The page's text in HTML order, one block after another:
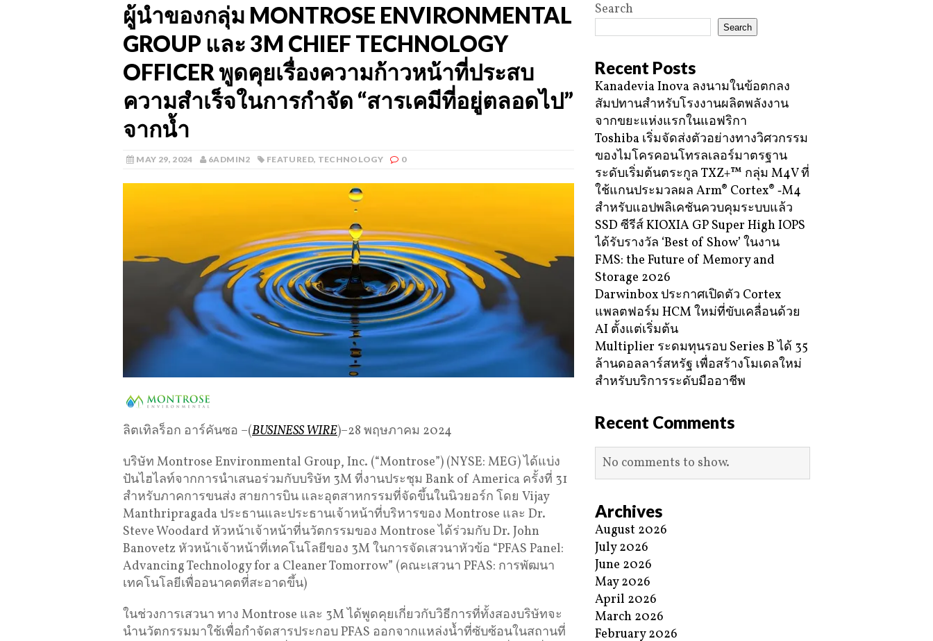
ผู้นำของกลุ่ม MONTROSE ENVIRONMENTAL
GROUP และ 3M CHIEF TECHNOLOGY
OFFICER พูดคุยเรื่องความก้าวหน้าที่ประสบ
ความสำเร็จในการกำจัด “สารเคมีที่อยู่ตลอดไป”
จากน้ำ
MAY 29, 2024 6ADMIN2 FEATURED, TECHNOLOGY 0
ลิตเทิลร็อก อาร์คันซอ –(BUSINESS WIRE)–28 พฤษภาคม 2024
บริษัท Montrose Environmental Group, Inc. (“Montrose”) (NYSE: MEG) ได้แบ่ง
ปันไฮไลท์จากการนำเสนอร่วมกับบริษัท 3M ที่งานประชุม Bank of America ครั้งที่ 31
สำหรับภาคการขนส่ง สายการบิน และอุตสาหกรรมที่จัดขึ้นในนิวยอร์ก โดย Vijay
Manthripragada ประธานและประธานเจ้าหน้าที่บริหารของ Montrose และ Dr.
Steve Woodard หัวหน้าเจ้าหน้าที่นวัตกรรมของ Montrose ได้ร่วมกับ Dr. John
Banovetz หัวหน้าเจ้าหน้าที่เทคโนโลยีของ 3M ในการจัดเสวนาหัวข้อ “PFAS Panel:
Advancing Technology for a Cleaner Tomorrow” (คณะเสวนา PFAS: การพัฒนา
เทคโนโลยีเพื่ออนาคตที่สะอาดขึ้น)
ในช่วงการเสวนา ทาง Montrose และ 3M ได้พูดคุยเกี่ยวกับวิธีการที่ทั้งสองบริษัทจะ
นำนวัตกรรมมาใช้เพื่อกำจัดสารประกอบ PFAS ออกจากแหล่งน้ำที่ซับซ้อนในสถานที่
Search
Search
Recent Posts
Kanadevia Inova ลงนามในข้อตกลง
สัมปทานสำหรับโรงงานผลิตพลังงาน
จากขยะแห่งแรกในแอฟริกา
Toshiba เริ่มจัดส่งตัวอย่างทางวิศวกรรม
ของไมโครคอนโทรลเลอร์มาตรฐาน
ระดับเริ่มต้นตระกูล TXZ+™ กลุ่ม M4V ที่
ใช้แกนประมวลผล Arm® Cortex® ‑M4
สำหรับแอปพลิเคชันควบคุมระบบแล้ว
SSD ซีรีส์ KIOXIA GP Super High IOPS
ได้รับรางวัล ‘Best of Show’ ในงาน
FMS: the Future of Memory and
Storage 2026
Darwinbox ประกาศเปิดตัว Cortex
แพลตฟอร์ม HCM ใหม่ที่ขับเคลื่อนด้วย
AI ตั้งแต่เริ่มต้น
Multiplier ระดมทุนรอบ Series B ได้ 35
ล้านดอลลาร์สหรัฐ เพื่อสร้างโมเดลใหม่
สำหรับบริการระดับมืออาชีพ
Recent Comments
No comments to show.
Archives
August 2026
July 2026
June 2026
May 2026
April 2026
March 2026
February 2026